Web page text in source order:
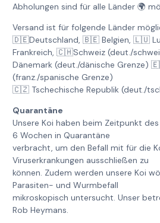
Abholungen sind für alle Länder 🌍
Versand ist für folgende Länder
🇩🇪Deutschland, 🇧🇪 Belgien, 🇱🇺
Frankreich, 🇨🇭Schweiz (deut./
Dänemark (deut./dänische Grenze)
(franz./spanische Grenze)
🇨🇿 Tschechische Republik (deut./
Quarantäne
Unsere Koi haben beim Zeitpunkt
6 Wochen in Quarantäne
verbracht, um den Befall mit für die
Viruserkrankungen ausschließen zu
können. Zudem werden unsere Koi
Parasiten- und Wurmbefall
mikroskopisch untersucht. Unser
Rob Heymans.